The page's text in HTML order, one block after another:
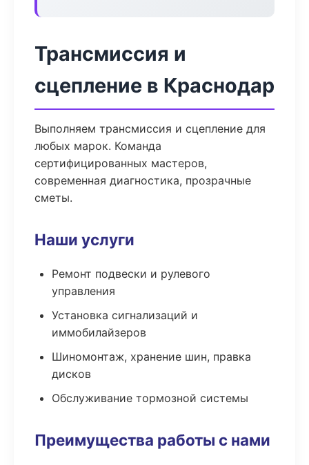
Трансмиссия и
сцепление в Краснодар
Выполняем трансмиссия и сцепление для
любых марок. Команда
сертифицированных мастеров,
современная диагностика, прозрачные
сметы.
Наши услуги
Ремонт подвески и рулевого
управления
Установка сигнализаций и
иммобилайзеров
Шиномонтаж, хранение шин, правка
дисков
Обслуживание тормозной системы
Преимущества работы с нами